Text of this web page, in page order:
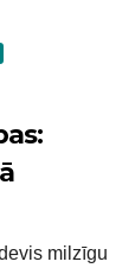
milzīgu